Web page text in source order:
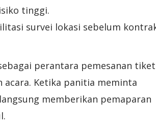
tinggi.
survei lokasi sebelum
perantara pemesanan tiket
Ketika panitia meminta
memberikan pemaparan